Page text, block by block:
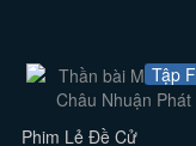
Tập
Phim Lẻ Đề Cử